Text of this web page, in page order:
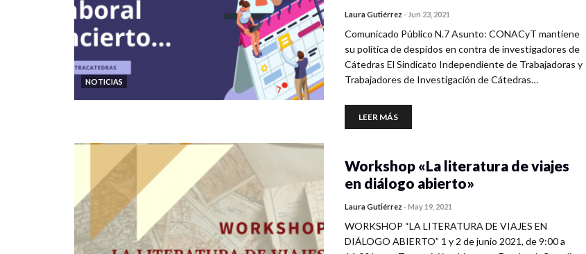
NOTICIAS
Laura Gutiérrez - Jun 23, 2021
Comunicado Público N.7 Asunto: CONACyT mantiene
su política de despidos en contra de investigadores de
Cátedras El Sindicato Independiente de Trabajadoras y
Trabajadores de Investigación de Cátedras…
LEER MÁS
Workshop «La literatura de viajes
en diálogo abierto»
Laura Gutiérrez -May 19, 2021
WORKSHOP “LA LITERATURA DE VIAJES EN
DIÁLOGO ABIERTO” 1 y 2 de junio 2021, de 9:00 a